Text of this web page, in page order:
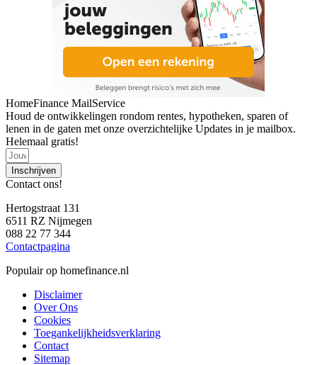
HomeFinance MailService
Houd de ontwikkelingen rondom rentes, hypotheken, sparen of
lenen in de gaten met onze overzichtelijke Updates in je mailbox.
Helemaal gratis!
Inschrijven
Contact ons!
Hertogstraat 131
6511 RZ Nijmegen
088 22 77 344
Contactpagina
Populair op homefinance.nl
Disclaimer
Over Ons
Cookies
Toegankelijkheidsverklaring
Contact
Sitemap